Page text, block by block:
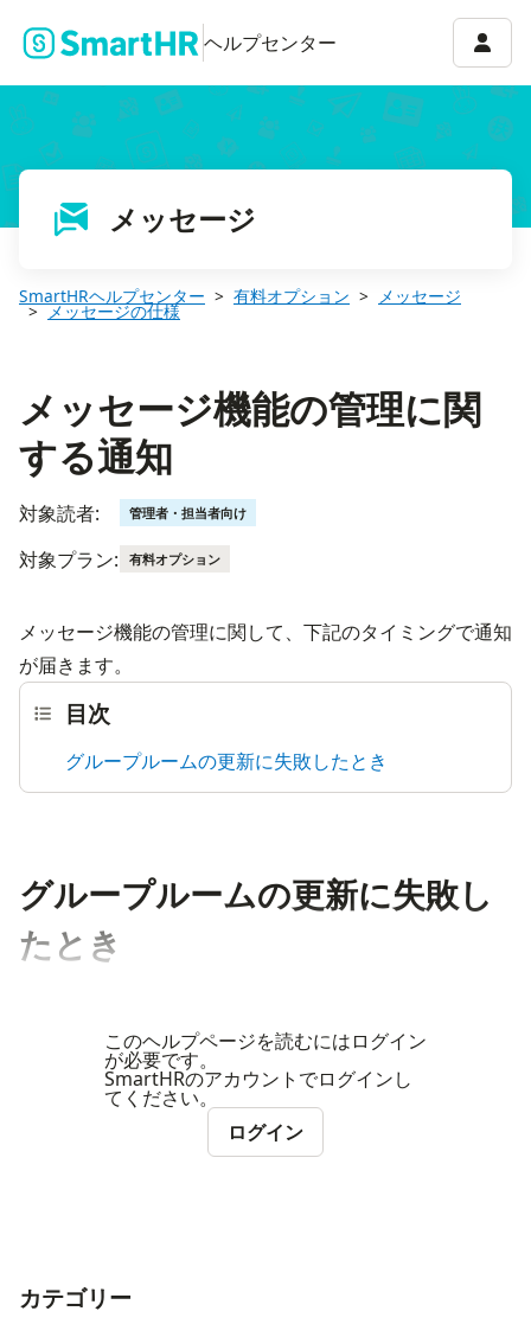
ヘルプセンター アカ
メッセージ
SmartHRヘルプセンター 有料オプション メッセージ
メッセージの仕様
メッセージ機能の管理に関
する通知
対象読者: 管理者・担当者向け
対象プラン: 有料オプション
メッセージ機能の管理に関して、下記のタイミングで通知
が届きます。
目次
グループルームの更新に失敗したとき
グループルームの更新に失敗し
たとき
このヘルプページを読むにはログイン
が必要です。
SmartHRのアカウントでログインし
てください。
ログイン
ナビゲーションメニュー
カテゴリー